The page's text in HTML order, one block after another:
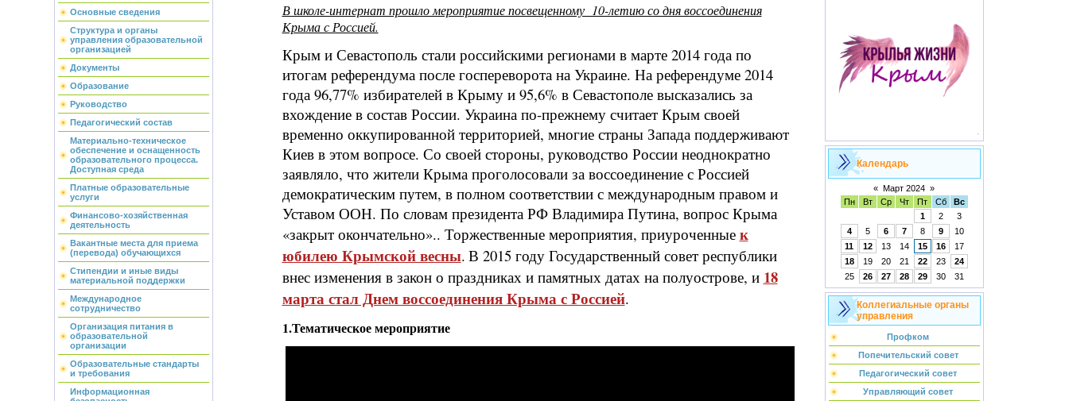
Основные сведения
Структура и органы
управления образовательной
организацией
Документы
Образование
Руководство
Педагогический состав
Материально-техническое
обеспечение и оснащенность
образовательного процесса.
Доступная среда
Платные образовательные
услуги
Финансово-хозяйственная
деятельность
Вакантные места для приема
(перевода) обучающихся
Стипендии и иные виды
материальной поддержки
Международное
сотрудничество
Организация питания в
образовательной
организации
Образовательные стандарты
и требования
Информационная
В школе-интернат прошло мероприятие посвещенному 10-летию со дня воссоединения
Крыма с Россией.
Крым и Севастополь стали российскими регионами в марте 2014 года по
итогам референдума после госпереворота на Украине. На референдуме 2014
года 96,77% избирателей в Крыму и 95,6% в Севастополе высказались за
вхождение в состав России. Украина по-прежнему считает Крым своей
временно оккупированной территорией, многие страны Запада поддерживают
Киев в этом вопросе. Со своей стороны, руководство России неоднократно
заявляло, что жители Крыма проголосовали за воссоединение с Россией
демократическим путем, в полном соответствии с международным правом и
Уставом ООН. По словам президента РФ Владимира Путина, вопрос Крыма
«закрыт окончательно».. Торжественные мероприятия, приуроченные к
юбилею Крымской весны. В 2015 году Государственный совет республики
внес изменения в закон о праздниках и памятных датах на полуострове, и 18
марта стал Днем воссоединения Крыма с Россией.
1.Тематическое мероприятие
Календарь
« Март 2024 »
Пн
Вт Ср Чт Пт Сб
Вс
1
2
3
4
5 6 7 8 9
10
11
12 13 14 15 16
17
18
19 20 21 22 23
24
25
26 27 28 29 30 31
Коллегиальные органы
управления
Профком
Попечительский совет
Педагогический совет
Управляющий совет